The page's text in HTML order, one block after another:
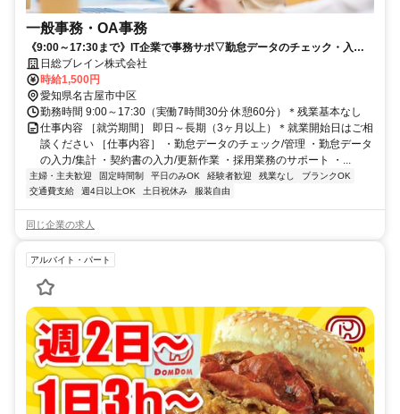
一般事務・OA事務
《9:00～17:30まで》IT企業で事務サポ▽勤怠データのチェック・入力
メイン！ネイルOK
日総ブレイン株式会社
時給1,500円
愛知県名古屋市中区
勤務時間 9:00～17:30（実働7時間30分 休憩60分）＊残業基本なし
仕事内容 ［就労期間］ 即日～長期（3ヶ月以上）＊就業開始日はご相
談ください ［仕事内容］ ・勤怠データのチェック/管理 ・勤怠データ
の入力/集計 ・契約書の入力/更新作業 ・採用業務のサポート ・...
主婦・主夫歓迎 固定時間制 平日のみOK 経験者歓迎 残業なし
ブランクOK
交通費支給
週4日以上OK 土日祝休み 服装自由
同じ企業の求人
アルバイト・パート